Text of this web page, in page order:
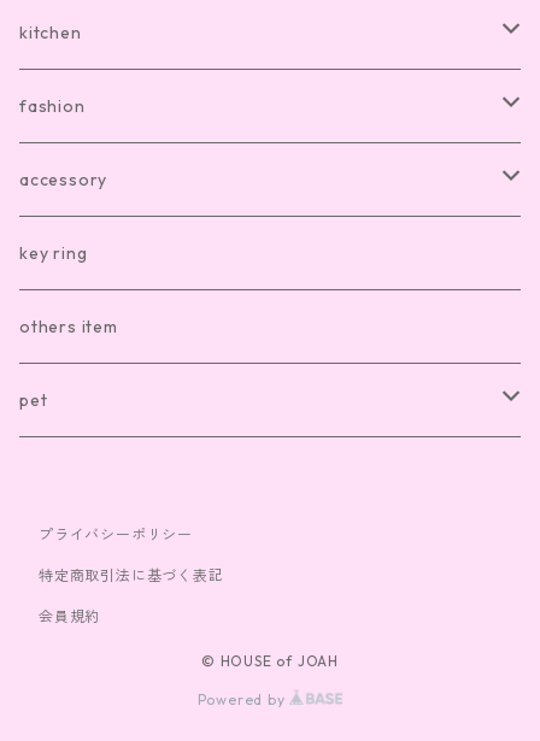
bath mat
room shoes
living item other
kitchen
dishware
cutlery
kitchen item other
fashion
room wear
clothes
sox
bag
accessory
hair accesory
necklace
ring
key ring
others item
pet
toy
プライバシーポリシー
特定商取引法に基づく表記
会員規約
© HOUSE of JOAH
Powered by